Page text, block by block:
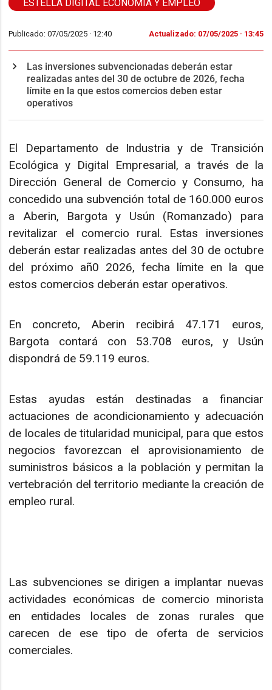
ESTELLA DIGITAL ECONOMÍA Y EMPLEO
Publicado: 07/05/2025 · 12:40 Actualizado: 07/05/2025 · 13:45
Las inversiones subvencionadas deberán estar
realizadas antes del 30 de octubre de 2026, fecha
límite en la que estos comercios deben estar
operativos
El Departamento de Industria y de Transición
Ecológica y Digital Empresarial, a través de la
Dirección General de Comercio y Consumo, ha
concedido una subvención total de 160.000 euros
a Aberin, Bargota y Usún (Romanzado) para
revitalizar el comercio rural. Estas inversiones
deberán estar realizadas antes del 30 de octubre
del próximo añ0 2026, fecha límite en la que
estos comercios deberán estar operativos.
En concreto, Aberin recibirá 47.171 euros,
Bargota contará con 53.708 euros, y Usún
dispondrá de 59.119 euros.
Estas ayudas están destinadas a financiar
actuaciones de acondicionamiento y adecuación
de locales de titularidad municipal, para que estos
negocios favorezcan el aprovisionamiento de
suministros básicos a la población y permitan la
vertebración del territorio mediante la creación de
empleo rural.
Las subvenciones se dirigen a implantar nuevas
actividades económicas de comercio minorista
en entidades locales de zonas rurales que
carecen de ese tipo de oferta de servicios
comerciales.